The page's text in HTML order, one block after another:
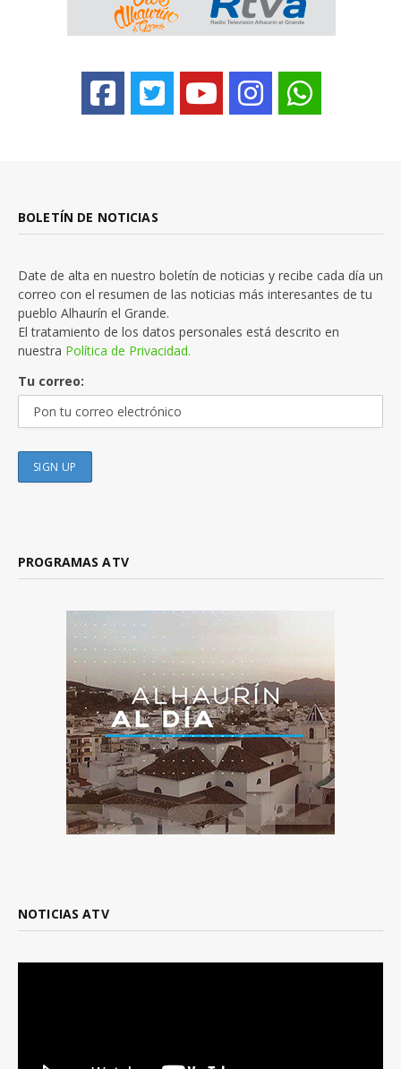
BOLETÍN DE NOTICIAS
Date de alta en nuestro boletín de noticias y recibe cada día un
correo con el resumen de las noticias más interesantes de tu
pueblo Alhaurín el Grande.
El tratamiento de los datos personales está descrito en
nuestra Política de Privacidad.
Tu correo:
PROGRAMAS ATV
NOTICIAS ATV